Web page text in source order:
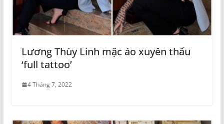
Lương Thùy Linh mặc áo xuyên thấu
‘full tattoo’
4 Tháng 7, 2022